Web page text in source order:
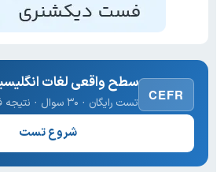
CEFR
سطح واقعی لغات
تست رایگان · ۳۰ سوال · نتیجه فوری
شروع تست